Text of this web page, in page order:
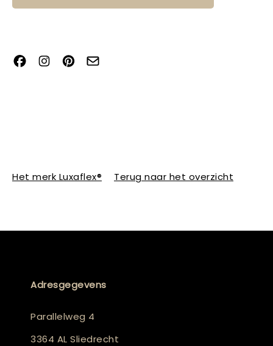
Het merk Luxaflex® Terug naar het overzicht
Adresgegevens
Parallelweg 4
3364 AL Sliedrecht